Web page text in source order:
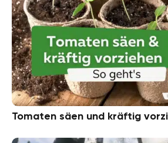
Tomaten säen und kräftig